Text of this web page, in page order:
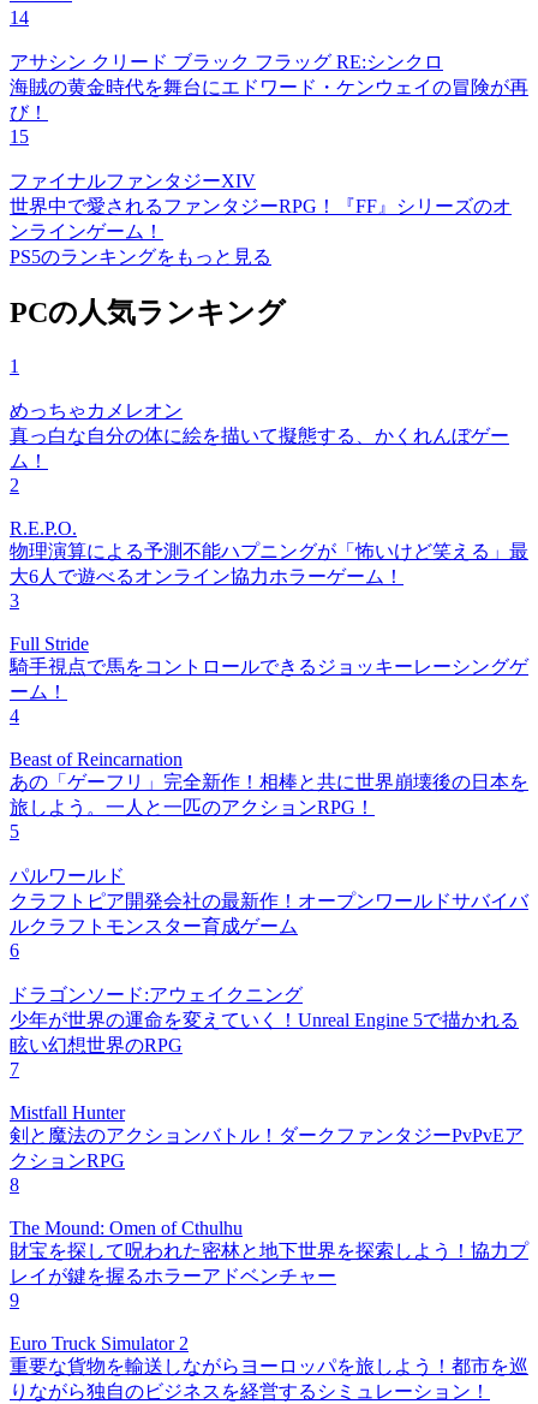
14
アサシン クリード ブラック フラッグ RE:シンクロ
海賊の黄金時代を舞台にエドワード・ケンウェイの冒険が再
び！
15
ファイナルファンタジーXIV
世界中で愛されるファンタジーRPG！『FF』シリーズのオ
ンラインゲーム！
PS5のランキングをもっと見る
PCの人気ランキング
1
めっちゃカメレオン
真っ白な自分の体に絵を描いて擬態する、かくれんぼゲー
ム！
2
R.E.P.O.
物理演算による予測不能ハプニングが「怖いけど笑える」最
大6人で遊べるオンライン協力ホラーゲーム！
3
Full Stride
騎手視点で馬をコントロールできるジョッキーレーシングゲ
ーム！
4
Beast of Reincarnation
あの「ゲーフリ」完全新作！相棒と共に世界崩壊後の日本を
旅しよう。一人と一匹のアクションRPG！
5
パルワールド
クラフトピア開発会社の最新作！オープンワールドサバイバ
ルクラフトモンスター育成ゲーム
6
ドラゴンソード:アウェイクニング
少年が世界の運命を変えていく！Unreal Engine 5で描かれる
眩い幻想世界のRPG
7
Mistfall Hunter
剣と魔法のアクションバトル！ダークファンタジーPvPvEア
クションRPG
8
The Mound: Omen of Cthulhu
財宝を探して呪われた密林と地下世界を探索しよう！協力プ
レイが鍵を握るホラーアドベンチャー
9
Euro Truck Simulator 2
重要な貨物を輸送しながらヨーロッパを旅しよう！都市を巡
りながら独自のビジネスを経営するシミュレーション！